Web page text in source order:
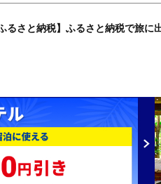
ふるさと納税】ふるさと納税で旅